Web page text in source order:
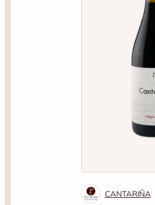
CANTARIÑA